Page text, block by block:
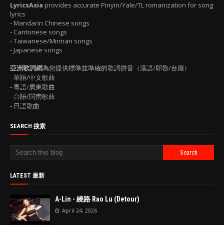
LyricsAsia provides accurate Pinyin/Yale/TL romanization for song
lyrics
- Mandarin Chinese songs
- Cantonese songs
- Taiwanese/Minnan songs
- Japanese songs
亞洲歌詞網為您提供標準並準確的歌詞拼音（漢語/耶魯/台羅）
- 華語/中文歌曲
- 粵語/廣東歌曲
- 台語/閩南歌曲
- 日語歌曲
SEARCH 搜索
LATEST 最新
A-Lin - 繞路 Rao Lu (Detour)
April 24, 2026